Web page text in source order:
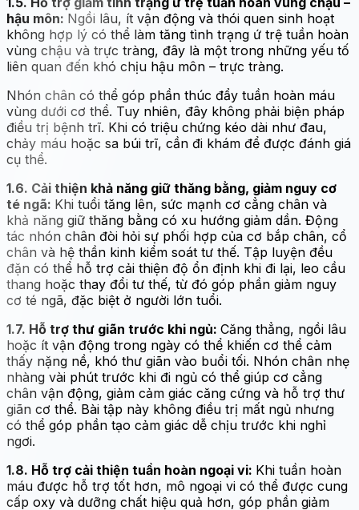
hậu môn: Ngồi lâu, ít vận động và thói quen sinh hoạt
không hợp lý có thể làm tăng tình trạng ứ trệ tuần hoàn
vùng chậu và trực tràng, đây là một trong những yếu tố
liên quan đến khó chịu hậu môn – trực tràng.
Nhón chân có thể góp phần thúc đẩy tuần hoàn máu
vùng dưới cơ thể. Tuy nhiên, đây không phải biện pháp
điều trị bệnh trĩ. Khi có triệu chứng kéo dài như đau,
chảy máu hoặc sa búi trĩ, cần đi khám để được đánh giá
cụ thể.
1.6. Cải thiện khả năng giữ thăng bằng, giảm nguy cơ
té ngã: Khi tuổi tăng lên, sức mạnh cơ cẳng chân và
khả năng giữ thăng bằng có xu hướng giảm dần. Động
tác nhón chân đòi hỏi sự phối hợp của cơ bắp chân, cổ
chân và hệ thần kinh kiểm soát tư thế. Tập luyện đều
đặn có thể hỗ trợ cải thiện độ ổn định khi đi lại, leo cầu
thang hoặc thay đổi tư thế, từ đó góp phần giảm nguy
cơ té ngã, đặc biệt ở người lớn tuổi.
1.7. Hỗ trợ thư giãn trước khi ngủ: Căng thẳng, ngồi lâu
hoặc ít vận động trong ngày có thể khiến cơ thể cảm
thấy nặng nề, khó thư giãn vào buổi tối. Nhón chân nhẹ
nhàng vài phút trước khi đi ngủ có thể giúp cơ cẳng
chân vận động, giảm cảm giác căng cứng và hỗ trợ thư
giãn cơ thể. Bài tập này không điều trị mất ngủ nhưng
có thể góp phần tạo cảm giác dễ chịu trước khi nghỉ
ngơi.
1.8. Hỗ trợ cải thiện tuần hoàn ngoại vi: Khi tuần hoàn
máu được hỗ trợ tốt hơn, mô ngoại vi có thể được cung
cấp oxy và dưỡng chất hiệu quả hơn, góp phần giảm